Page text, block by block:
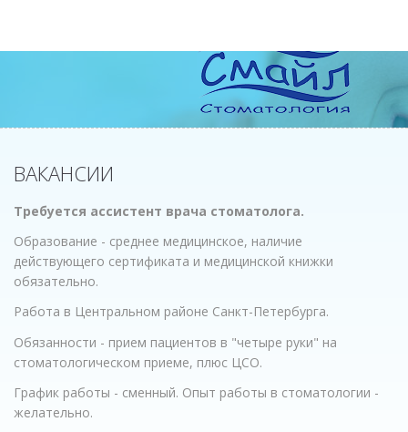
ВАКАНСИИ
Требуется ассистент врача стоматолога.
Образование - среднее медицинское, наличие
действующего сертификата и медицинской книжки
обязательно.
Работа в Центральном районе Санкт-Петербурга.
Обязанности - прием пациентов в "четыре руки" на
стоматологическом приеме, плюс ЦСО.
График работы - сменный. Опыт работы в стоматологии -
желательно.